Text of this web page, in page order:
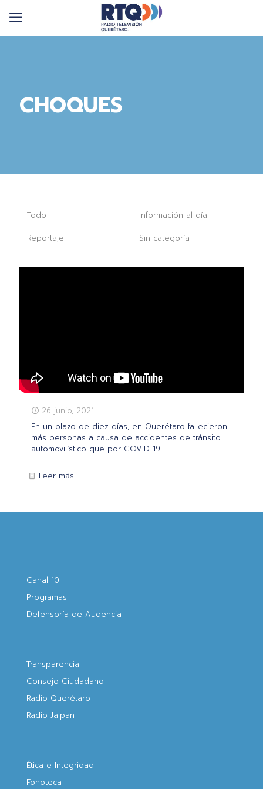
CHOQUES
Todo Información al día
Reportaje Sin categoría
26 junio, 2021
En un plazo de diez días, en Querétaro fallecieron
más personas a causa de accidentes de tránsito
automovilístico que por COVID-19.
Leer más
Canal 10
Programas
Defensoría de Audencia
Transparencia
Consejo Ciudadano
Radio Querétaro
Radio Jalpan
Ética e Integridad
Fonoteca